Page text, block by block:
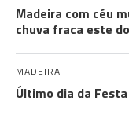
Madeira com céu
chuva fraca este
MADEIRA
Último dia da